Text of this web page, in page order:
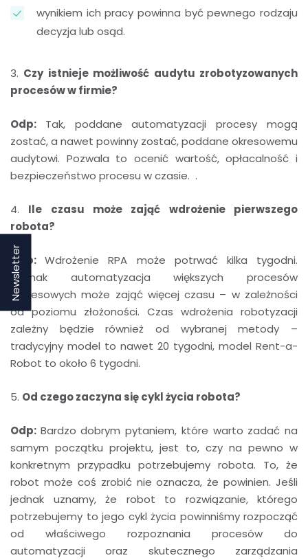
wynikiem ich pracy powinna być pewnego rodzaju
decyzja lub osąd.
3. Czy istnieje możliwość audytu zrobotyzowanych
procesów w firmie?
Odp: Tak, poddane automatyzacji procesy mogą
zostać, a nawet powinny zostać, poddane okresowemu
audytowi. Pozwala to ocenić wartość, opłacalność i
bezpieczeństwo procesu w czasie. .
4. Ile czasu może zająć wdrożenie pierwszego
robota?
Odp:Wdrożenie RPA może potrwać kilka tygodni.
Jednak automatyzacja większych procesów
biznesowych może zająć więcej czasu – w zależności
od poziomu złożoności. Czas wdrożenia robotyzacji
zależny będzie również od wybranej metody –
tradycyjny model to nawet 20 tygodni, model Rent-a-
Robot to około 6 tygodni.
5. Od czego zaczyna się cykl życia robota?
Odp: Bardzo dobrym pytaniem, które warto zadać na
samym początku projektu, jest to, czy na pewno w
konkretnym przypadku potrzebujemy robota. To, że
robot może coś zrobić nie oznacza, że powinien. Jeśli
jednak uznamy, że robot to rozwiązanie, którego
potrzebujemy to jego cykl życia powinniśmy rozpocząć
od właściwego rozpoznania procesów do
automatyzacji oraz skutecznego zarządzania
Newsletter